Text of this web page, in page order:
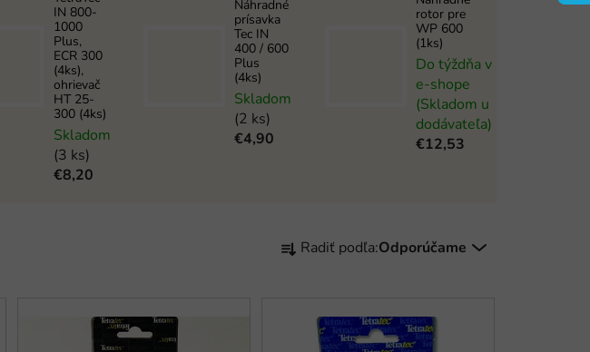
IN 800-
1000
Plus,
ECR 300
(4ks),
ohrievač
HT 25-
300 (4ks)
Skladom
(3 ks)
€8,20
Náhradné
prísavka
Tec IN
400 / 600
Plus
(4ks)
Skladom
(2 ks)
€4,90
rotor pre
WP 600
(1ks)
Do týždňa v
e-shope
(Skladom u
dodávateľa)
€12,53
a Radiť podľa:Odporúčame